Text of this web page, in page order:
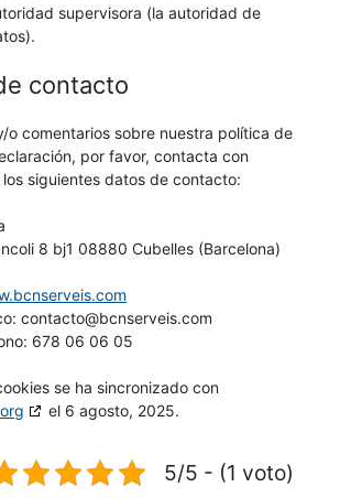
supervisora (la autoridad de
contacto
o comentarios sobre nuestra política de
por favor, contacta con
siguientes datos de contacto:
8 bj1 08880 Cubelles (Barcelona)
contacto@bcnserveis.com
678 06 06 05
se ha sincronizado con
el 6 agosto, 2025.
5/5 - (1 voto)